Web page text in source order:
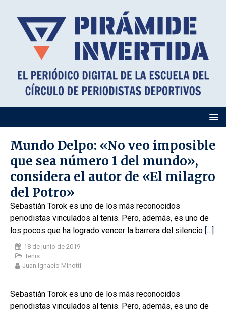
Mundo Delpo: «No veo imposible
que sea número 1 del mundo»,
considera el autor de «El milagro
del Potro»
Sebastián Torok es uno de los más reconocidos
periodistas vinculados al tenis. Pero, además, es uno de
los pocos que ha logrado vencer la barrera del silencio […]
18 de junio de 2019
Tenis
Juan Ignacio Minotti
Sebastián Torok es uno de los más reconocidos
periodistas vinculados al tenis. Pero, además, es uno de